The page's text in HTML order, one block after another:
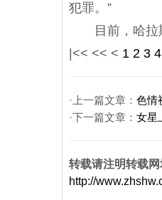
犯罪。”
目前，哈拉斯
|<< << < 1 2 3 4
·上一篇文章： 色情
·下一篇文章： 女星
转载请注明转载网
http://